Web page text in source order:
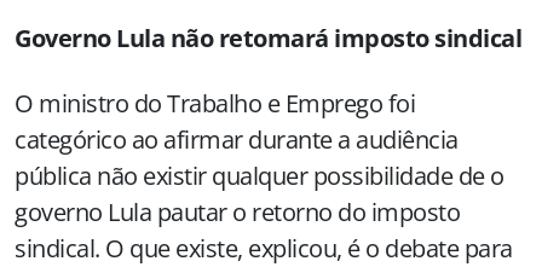
Governo Lula não retomará imposto sindical
O ministro do Trabalho e Emprego foi
categórico ao afirmar durante a audiência
pública não existir qualquer possibilidade de o
governo Lula pautar o retorno do imposto
sindical. O que existe, explicou, é o debate para